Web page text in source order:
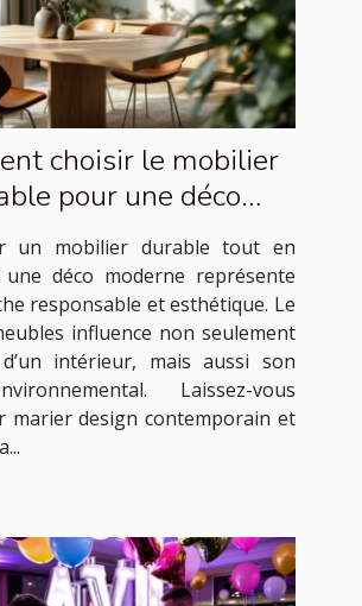
choisir le mobilier
pour une déco
moderne ?
un mobilier durable tout en
une déco moderne représente
responsable et esthétique. Le
influence non seulement
d’un intérieur, mais aussi son
Laissez-vous
marier design contemporain et